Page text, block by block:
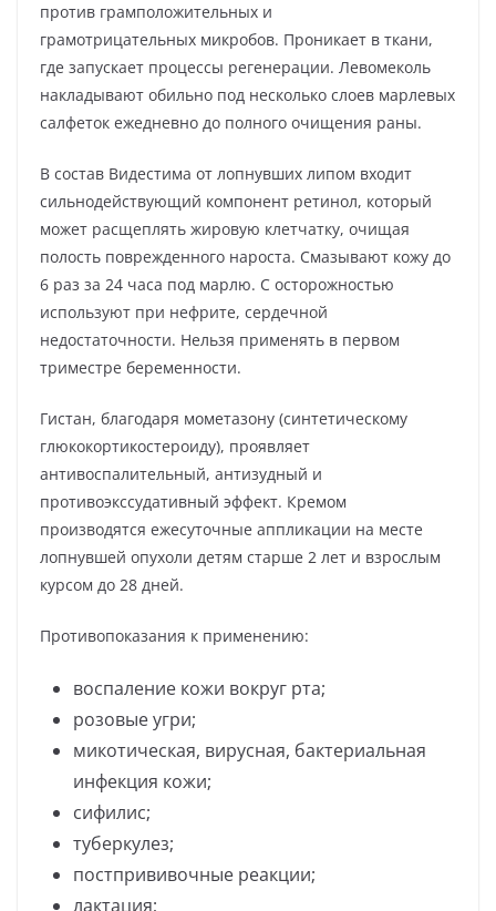
против грамположительных и
грамотрицательных микробов. Проникает в ткани,
где запускает процессы регенерации. Левомеколь
накладывают обильно под несколько слоев марлевых
салфеток ежедневно до полного очищения раны.
В состав Видестима от лопнувших липом входит
сильнодействующий компонент ретинол, который
может расщеплять жировую клетчатку, очищая
полость поврежденного нароста. Смазывают кожу до
6 раз за 24 часа под марлю. С осторожностью
используют при нефрите, сердечной
недостаточности. Нельзя применять в первом
триместре беременности.
Гистан, благодаря мометазону (синтетическому
глюкокортикостероиду), проявляет
антивоспалительный, антизудный и
противоэкссудативный эффект. Кремом
производятся ежесуточные аппликации на месте
лопнувшей опухоли детям старше 2 лет и взрослым
курсом до 28 дней.
Противопоказания к применению:
воспаление кожи вокруг рта;
розовые угри;
микотическая, вирусная, бактериальная
инфекция кожи;
сифилис;
туберкулез;
постпрививочные реакции;
лактация;